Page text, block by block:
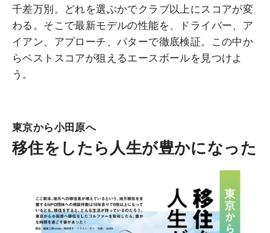
千差万別。どれを選ぶかでクラブ以上にスコアが変
わる。そこで最新モデルの性能を、ドライバー、ア
イアン、アプローチ、パターで徹底検証。この中か
らベストスコアが狙えるエースボールを見つけよ
う。
東京から小田原へ
移住をしたら人生が豊かになった